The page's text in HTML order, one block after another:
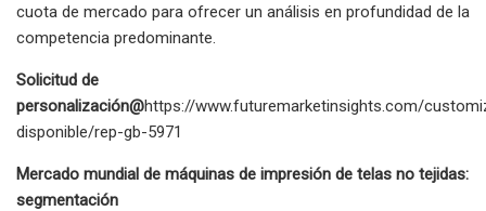
cuota de mercado para ofrecer un análisis en profundidad de la
competencia predominante.
Solicitud de
personalización@https://www.futuremarketinsights.com/
disponible/rep-gb-5971
Mercado mundial de máquinas de impresión de telas no tejidas:
segmentación